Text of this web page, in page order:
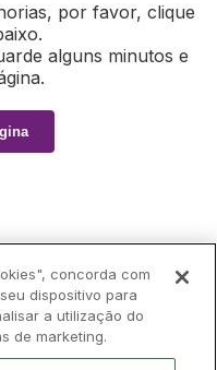
por favor, clique
alguns minutos e
concorda com
dispositivo para
a utilização do
de marketing.